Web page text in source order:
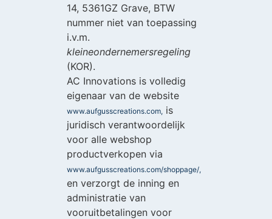
14, 5361GZ Grave, BTW
nummer niet van toepassing
i.v.m.
kleineondernemersregeling
(KOR).
AC Innovations is volledig
eigenaar van de website
www.aufgusscreations.com, is
juridisch verantwoordelijk
voor alle webshop
productverkopen via
www.aufgusscreations.com/shoppage/,
en verzorgt de inning en
administratie van
vooruitbetalingen voor